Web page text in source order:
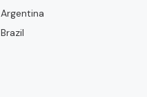
Argentina
Brazil